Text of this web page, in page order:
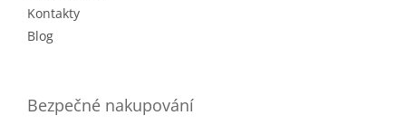
Kontakty
Blog
Bezpečné nakupování